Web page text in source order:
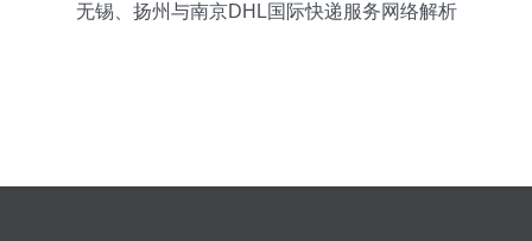
无锡、扬州与南京DHL国际快递服务网络解析